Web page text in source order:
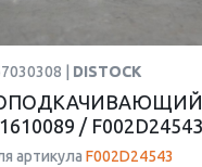
| DISTOCK
/ F002D24543
артикула F002D24543